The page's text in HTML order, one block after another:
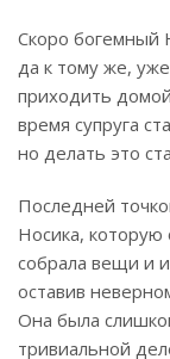
Скоро богемный
да к тому же,
приходить
время супруга
но делать это
Последней
Носика, которую
собрала вещи и
оставив
Она была
тривиальной